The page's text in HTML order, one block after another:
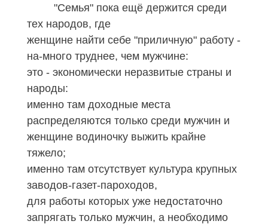
"Семья" пока ещё держится среди
тех народов, где
женщине найти себе "приличную" работу -
на-много труднее, чем мужчине:
это - экономически неразвитые страны и
народы:
именно там доходные места
распределяются только среди мужчин и
женщине водиночку выжить крайне
тяжело;
именно там отсутствует культура крупных
заводов-газет-пароходов,
для работы которых уже недостаточно
запрягать только мужчин, а необходимо